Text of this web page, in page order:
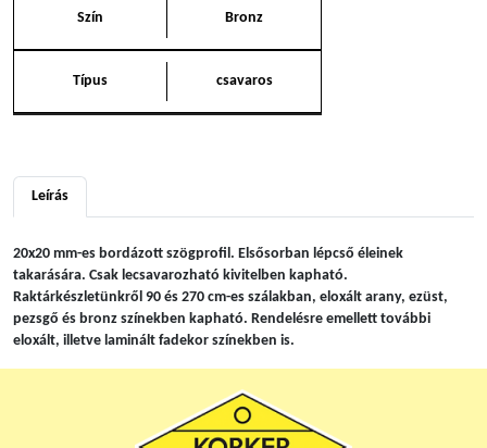
Szín Bronz
Típus csavaros
Leírás
20x20 mm-es bordázott szögprofil. Elsősorban lépcső éleinek
takarására. Csak lecsavarozható kivitelben kapható.
Raktárkészletünkről 90 és 270 cm-es szálakban, eloxált arany, ezüst,
pezsgő és bronz színekben kapható. Rendelésre emellett további
eloxált, illetve laminált fadekor színekben is.